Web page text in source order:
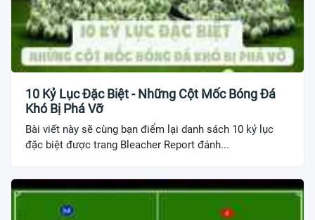
10 Kỷ Lục Đặc Biệt - Những Cột Mốc Bóng Đá
Khó Bị Phá Vỡ
Bài viết này sẽ cùng bạn điểm lại danh sách 10 kỷ lục
đặc biệt được trang Bleacher Report đánh...